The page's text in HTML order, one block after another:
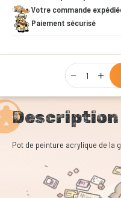
Votre commande
Paiement sécurisé
Qty
Description
Pot de peinture acrylique de la